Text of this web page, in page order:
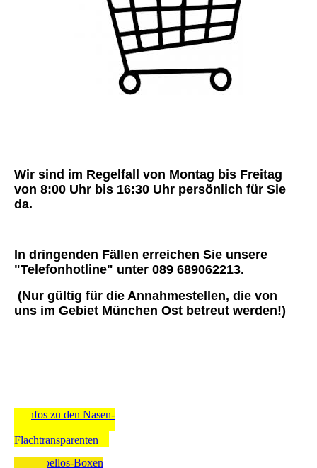
Wir sind im Regelfall von Montag bis Freitag
von 8:00 Uhr bis 16:30 Uhr persönlich für Sie
da.
In dringenden Fällen erreichen Sie unsere
"Telefonhotline" unter 089 689062213.
(Nur gültig für die Annahmestellen, die von
uns im Gebiet München Ost betreut werden!)
Infos zu den Nasen-
Flachtransparenten
Rubbellos-Boxen